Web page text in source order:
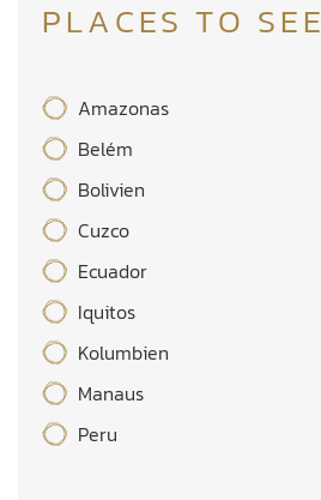
PLACES TO SEE
Amazonas
Belém
Bolivien
Cuzco
Ecuador
Iquitos
Kolumbien
Manaus
Peru